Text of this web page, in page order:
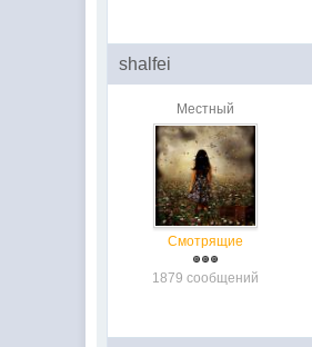
shalfei
Местный
Смотрящие
1879 сообщений